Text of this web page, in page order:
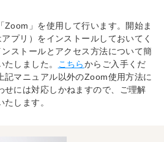
Zoom」を使用して行います。開始ま
プリ）をインストールしておいてく
ストールとアクセス方法について簡
しました。 こちらからご入手くだ
記マニュアル以外のZoom使用方法に
せには対応しかねますので、ご理解
します。